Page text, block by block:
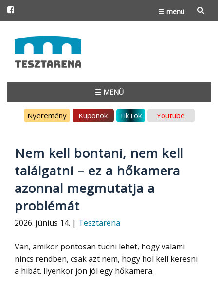
☰ menü
to
content
☰ MENÜ
Nyeremény Kuponok TikTok Youtube
Nem kell bontani, nem kell
találgatni – ez a hőkamera
azonnal megmutatja a
problémát
2026. június 14. | Tesztaréna
Van, amikor pontosan tudni lehet, hogy valami
nincs rendben, csak azt nem, hogy hol kell keresni
a hibát. Ilyenkor jön jól egy hőkamera.